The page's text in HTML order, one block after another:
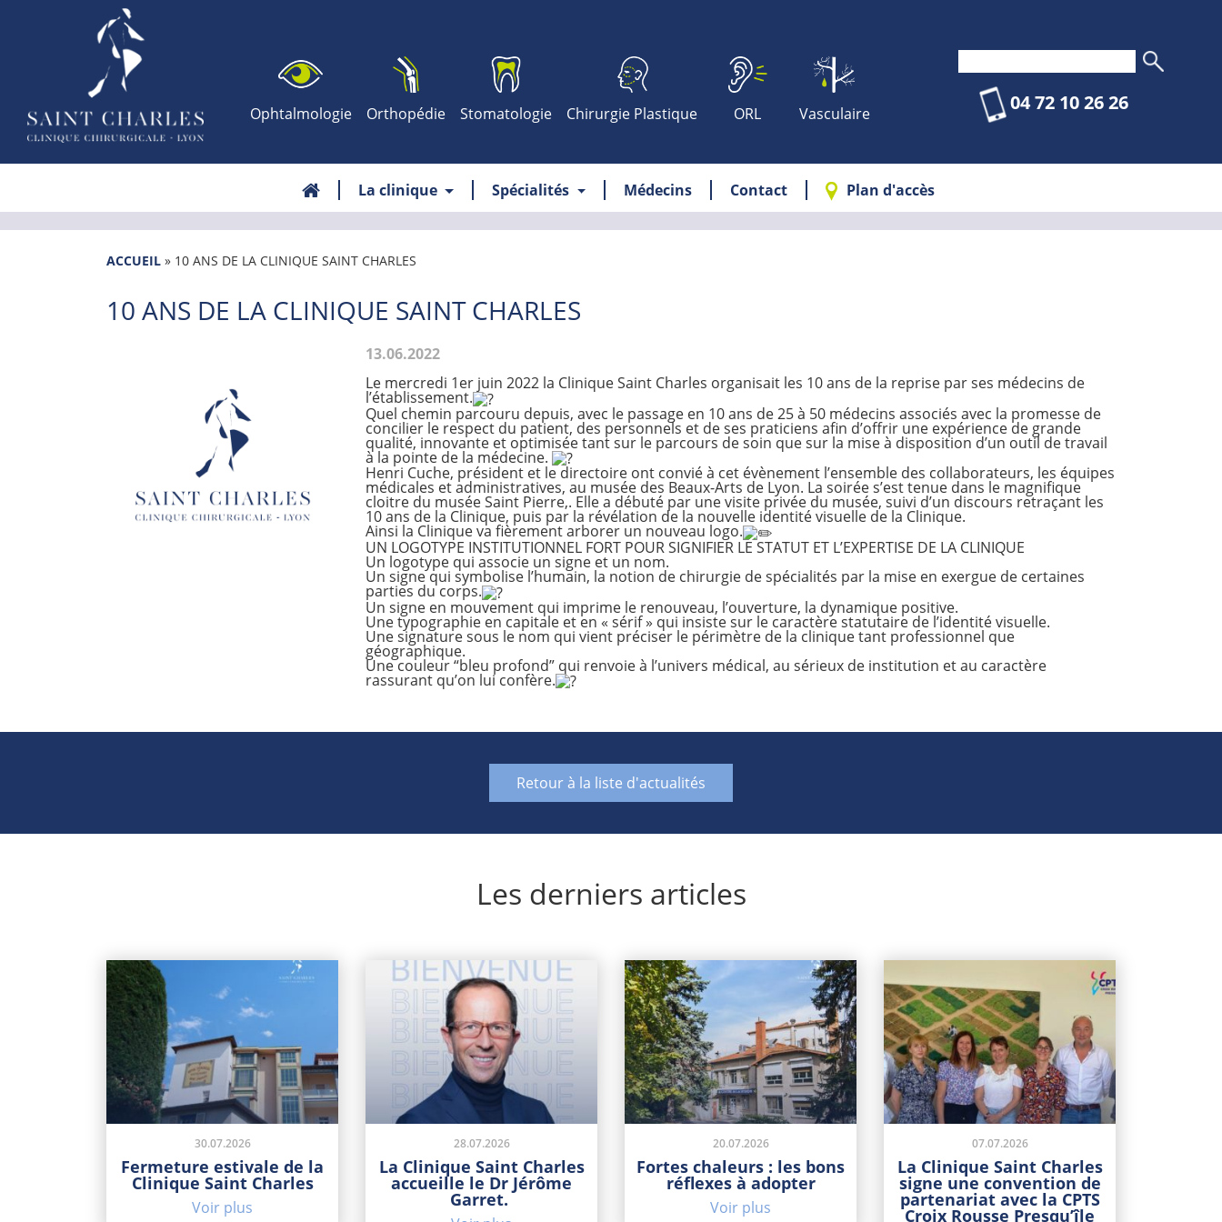
Ophtalmologie Orthopédie Stomatologie Chirurgie Plastique ORL Vasculaire 04 72 10 26 26
La clinique Spécialités Médecins Contact Plan d'accès
ACCUEIL » 10 ANS DE LA CLINIQUE SAINT CHARLES
10 ANS DE LA CLINIQUE SAINT CHARLES
13.06.2022
Le mercredi 1er juin 2022 la Clinique Saint Charles organisait les 10 ans de la reprise par ses médecins de
l’établissement.
Quel chemin parcouru depuis, avec le passage en 10 ans de 25 à 50 médecins associés avec la promesse de
concilier le respect du patient, des personnels et de ses praticiens afin d’offrir une expérience de grande
qualité, innovante et optimisée tant sur le parcours de soin que sur la mise à disposition d’un outil de travail
à la pointe de la médecine.
Henri Cuche, président et le directoire ont convié à cet évènement l’ensemble des collaborateurs, les équipes
médicales et administratives, au musée des Beaux-Arts de Lyon. La soirée s’est tenue dans le magnifique
cloitre du musée Saint Pierre,. Elle a débuté par une visite privée du musée, suivi d’un discours retraçant les
10 ans de la Clinique, puis par la révélation de la nouvelle identité visuelle de la Clinique.
Ainsi la Clinique va fièrement arborer un nouveau logo.
UN LOGOTYPE INSTITUTIONNEL FORT POUR SIGNIFIER LE STATUT ET L’EXPERTISE DE LA CLINIQUE
Un logotype qui associe un signe et un nom.
Un signe qui symbolise l’humain, la notion de chirurgie de spécialités par la mise en exergue de certaines
parties du corps.
Un signe en mouvement qui imprime le renouveau, l’ouverture, la dynamique positive.
Une typographie en capitale et en « sérif » qui insiste sur le caractère statutaire de l’identité visuelle.
Une signature sous le nom qui vient préciser le périmètre de la clinique tant professionnel que
géographique.
Une couleur “bleu profond” qui renvoie à l’univers médical, au sérieux de institution et au caractère
rassurant qu’on lui confère.
Retour à la liste d'actualités
Les derniers articles
30.07.2026
Fermeture estivale de la
Clinique Saint Charles
Voir plus
28.07.2026
La Clinique Saint Charles
accueille le Dr Jérôme
Garret.
20.07.2026
Fortes chaleurs : les bons
réflexes à adopter
Voir plus
07.07.2026
La Clinique Saint Charles
signe une convention de
partenariat avec la CPTS
Croix Rousse Presqu’île